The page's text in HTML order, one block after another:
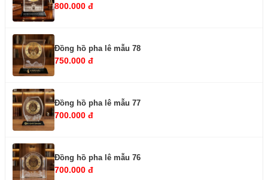
800.000 đ
Đồng hồ pha lê mẫu 78
750.000 đ
Đồng hồ pha lê mẫu 77
700.000 đ
Đồng hồ pha lê mẫu 76
700.000 đ